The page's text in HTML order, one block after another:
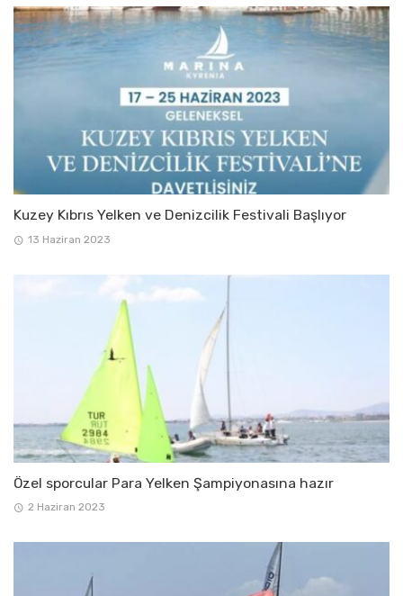
Kuzey Kıbrıs Yelken ve Denizcilik Festivali Başlıyor
13 Haziran 2023
Özel sporcular Para Yelken Şampiyonasına hazır
2 Haziran 2023